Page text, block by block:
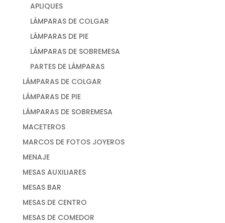
APLIQUES
LÁMPARAS DE COLGAR
LÁMPARAS DE PIE
LÁMPARAS DE SOBREMESA
PARTES DE LÁMPARAS
LÁMPARAS DE COLGAR
LÁMPARAS DE PIE
LÁMPARAS DE SOBREMESA
MACETEROS
MARCOS DE FOTOS JOYEROS
MENAJE
MESAS AUXILIARES
MESAS BAR
MESAS DE CENTRO
MESAS DE COMEDOR